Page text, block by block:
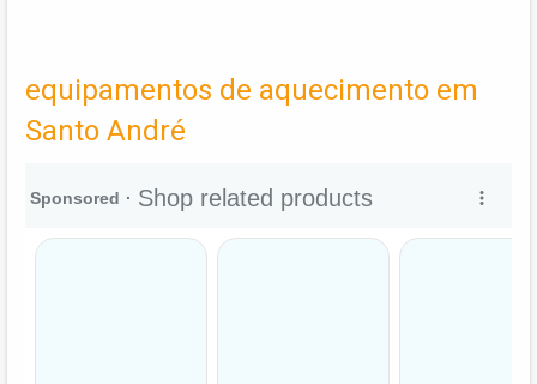
equipamentos de aquecimento em
Santo André